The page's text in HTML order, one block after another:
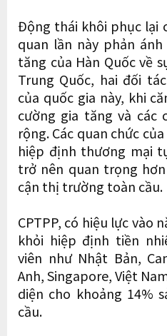
Động thái khôi phục lại
quan lần này phản
tăng của Hàn Quốc về
Trung Quốc, hai đối
của quốc gia này, khi
cường gia tăng và các
rộng. Các quan chức
hiệp định thương mại
trở nên quan trọng
cận thị trường toàn cầu.
CPTPP, có hiệu lực vào
khỏi hiệp định tiền
viên như Nhật Bản,
Anh, Singapore, Việt
diện cho khoảng 14%
cầu.